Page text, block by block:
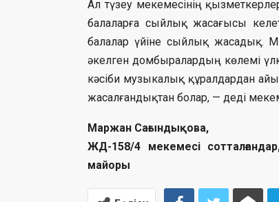
Ал түзеу мекемесінің
балаларға сыйлық жасағысы
балалар үйіне сыйлық жасадық.
әкелген домбыралардың көлемі
кәсіби музыкалық құралдардан
жасалғандықтан болар, — деді
Маржан Сағындықова,
ЖД-158/4 мекемесі
майоры